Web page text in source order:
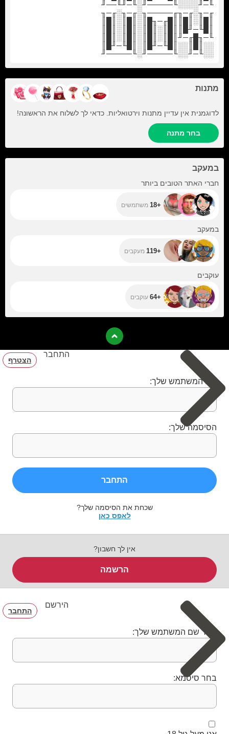
╙─╜░░░░╙─────╜░╙─╜╙──╜
╓─╖░╓─╖╓─────╖░╓─╖░╓─╖
║█║░║█║║█╓─╖█║░║█║░║█║
║█╙─╜█║║█║░║█║░║█║░║█║
╙─╖█╓─╜║█║░║█║░║█║░║█║
░░║█║░░║█╙─╜█║░║█╙─╜█║
░░╙─╜░░╙─────╜░╙─────╜
מתנות
לדוגמנית אין עדיין מתנות וירטואליות. כדאי לך לשלוח את הראשונה!
בחר מתנה
במעקב
חברי האתר הטובים ביותר
+18
+18 משתמשים
במעקב
+119 מעקבים
עוקבים
+64 עוקבים
התחבר
הצטרף
שם המשתמש שלך:
הסיסמה שלך:
התחבר
שכחת את הסיסמה שלך?
לאפס כאן
אין לך חשבון?
הרשמה
הירשם
התחבר
בחר שם המשתמש שלך:
בחר סיסמא: